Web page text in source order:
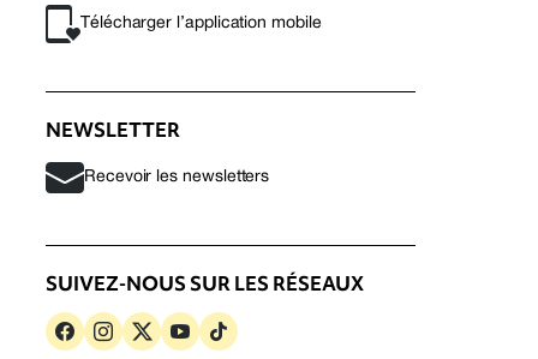
Télécharger l’application mobile
NEWSLETTER
Recevoir les newsletters
SUIVEZ-NOUS SUR LES RÉSEAUX